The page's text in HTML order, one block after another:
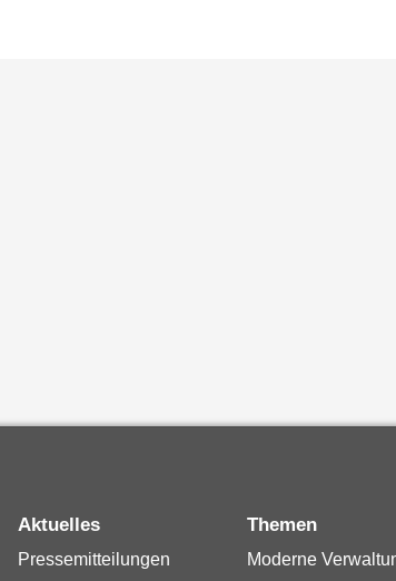
Aktuelles
Pressemitteilungen
Themen
Moderne